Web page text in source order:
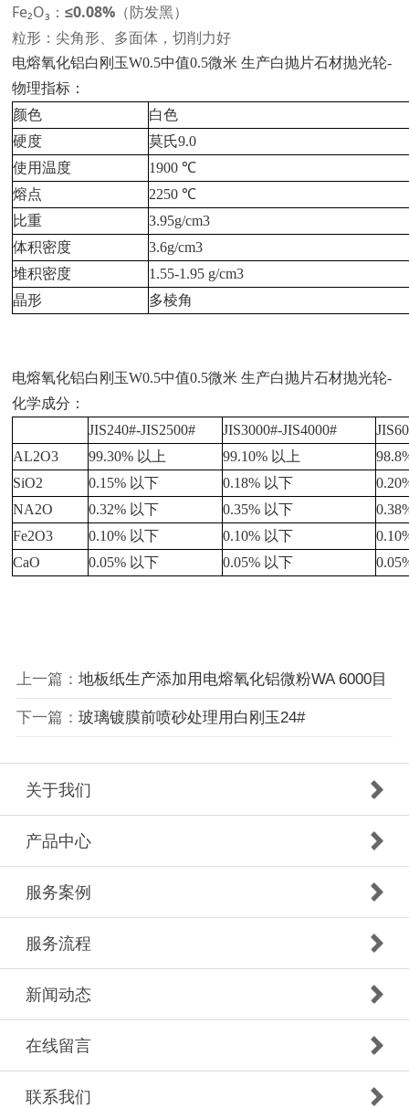
Fe₂O₃：≤0.08% （防发黑）
粒形：尖角形、多面体，切削力好
电熔氧化铝白刚玉W0.5中值0.5微米 生产白抛片石材抛光轮-
物理指标：
颜色
白色
硬度
莫氏9.0
使用温度
1900 ℃
熔点
2250 ℃
比重
3.95g/cm3
体积密度
3.6g/cm3
堆积密度
1.55-1.95 g/cm3
晶形
多棱角
电熔氧化铝白刚玉W0.5中值0.5微米 生产白抛片石材抛光轮-
化学成分：
JIS240#-JIS2500#
JIS3000#-JIS4000#
AL2O3
99.30% 以上 99.10% 以上
SiO2
0.15% 以下 0.18% 以下
NA2O
0.32% 以下 0.35% 以下
Fe2O3
0.10% 以下 0.10% 以下
CaO
0.05% 以下 0.05% 以下
上一篇： 地板纸生产添加用电熔氧化铝微粉WA 6000目
下一篇： 玻璃镀膜前喷砂处理用白刚玉24#
关于我们
产品中心
服务案例
服务流程
新闻动态
在线留言
联系我们